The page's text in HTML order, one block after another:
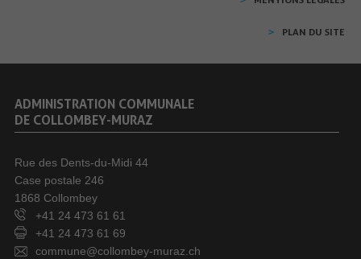
PLAN DU SITE
ADMINISTRATION COMMUNALE
DE COLLOMBEY-MURAZ
Rue des Dents-du-Midi 44
Case postale 246
1868 Collombey
+41 24 473 61 61
+41 24 473 61 69
commune@collombey-muraz.ch